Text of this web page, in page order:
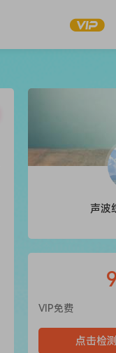
声波
VIP免费
点击检